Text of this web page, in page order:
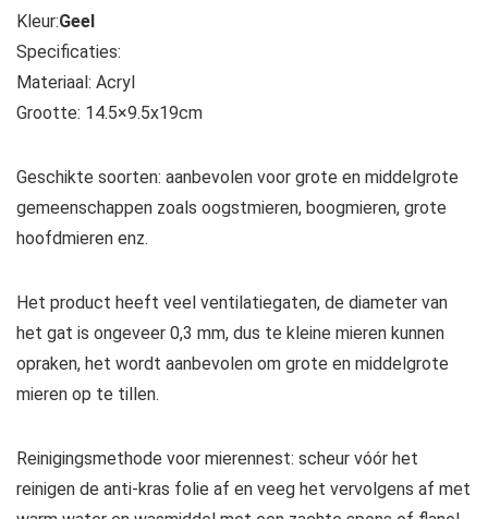
Kleur:Geel
Specificaties:
Materiaal: Acryl
Grootte: 14.5×9.5x19cm
Geschikte soorten: aanbevolen voor grote en middelgrote
gemeenschappen zoals oogstmieren, boogmieren, grote
hoofdmieren enz.
Het product heeft veel ventilatiegaten, de diameter van
het gat is ongeveer 0,3 mm, dus te kleine mieren kunnen
opraken, het wordt aanbevolen om grote en middelgrote
mieren op te tillen.
Reinigingsmethode voor mierennest: scheur vóór het
reinigen de anti-kras folie af en veeg het vervolgens af met